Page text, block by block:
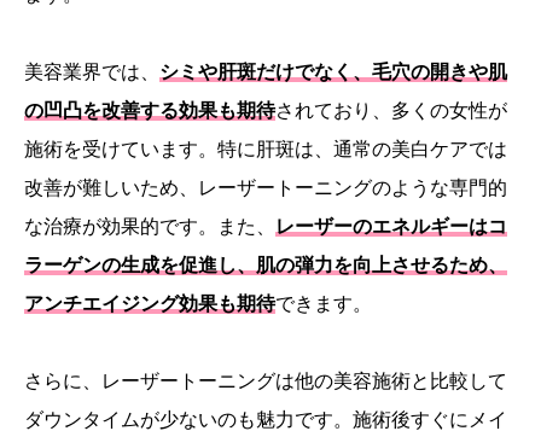
美容業界では、 シミや肝斑だけでなく、毛穴の開きや肌
の凹凸を改善する効果も期待されており、多くの女性が
施術を受けています。特に肝斑は、通常の美白ケアでは
改善が難しいため、レーザートーニングのような専門的
な治療が効果的です。また、
レーザーのエネルギーはコ
ラーゲンの生成を促進し、肌の弾力を向上させるため、
アンチエイジング効果も期待できます。
さらに、レーザートーニングは他の美容施術と比較して
ダウンタイムが少ないのも魅力です。施術後すぐにメイ